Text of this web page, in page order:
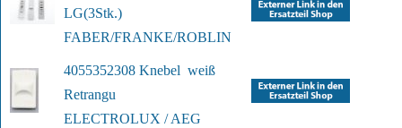
LG(3Stk.)
FABER/FRANKE/ROBLIN
4055352308 Knebel  weiß
Retrangu
ELECTROLUX / AEG